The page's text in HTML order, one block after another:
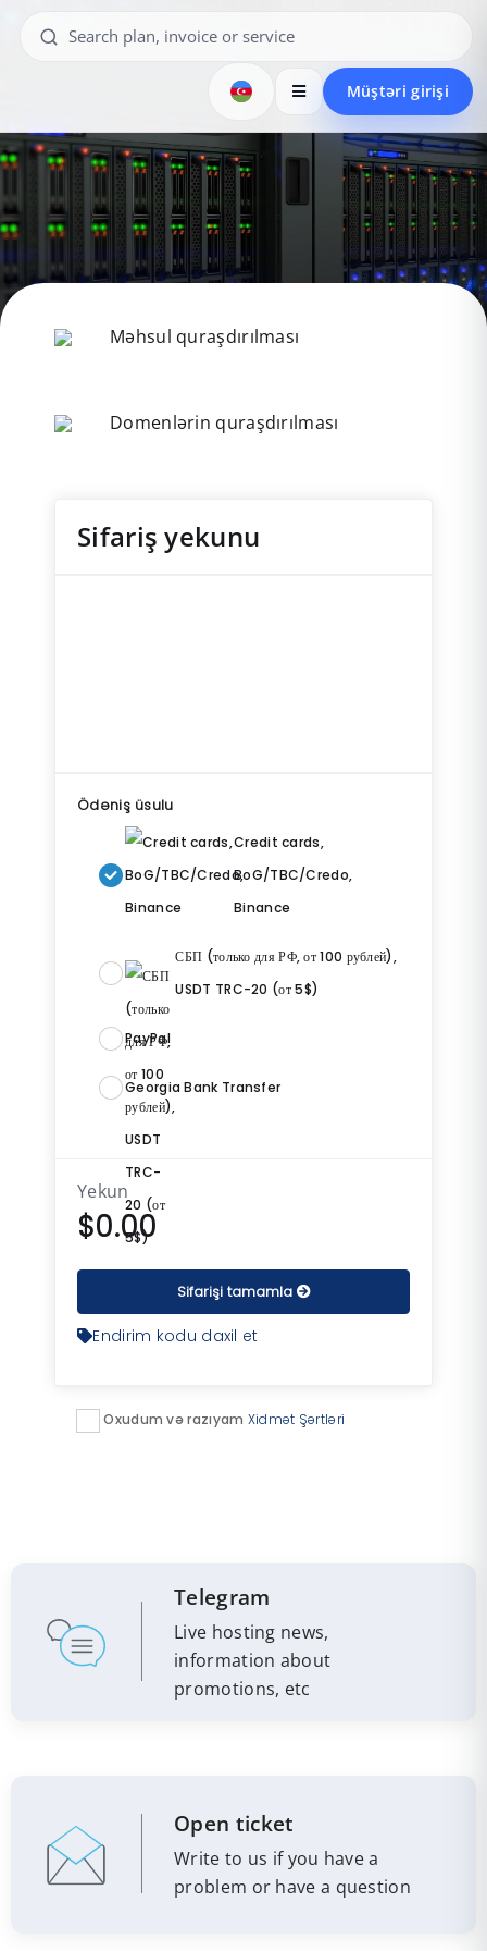
Müştəri girişi
Məhsul quraşdırılması
Domenlərin quraşdırılması
Sifariş yekunu
Ödəniş üsulu
Credit cards,
BoG/TBC/Credo,
Binance
СБП (только для РФ, от 100 рублей),
USDT TRC-20 (от 5$)
PayPal
Georgia Bank Transfer
Yekun
$0.00
Sifarişi tamamla
Endirim kodu daxil et
Oxudum və razıyam Xidmət Şərtləri
Telegram
Live hosting news,
information about
promotions, etc
Open ticket
Write to us if you have a
problem or have a question